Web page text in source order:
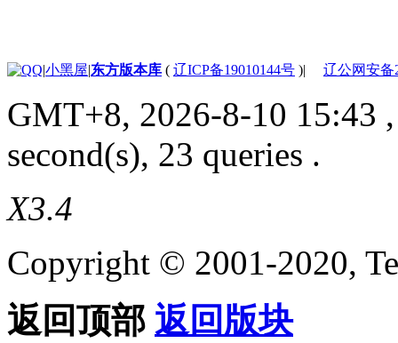
|小黑屋|东方版本库 ( 辽ICP备19010144号 )| 辽公网安备
GMT+8, 2026-8-10 15:43
second(s), 23 queries .
X3.4
Copyright © 2001-2020,
返回顶部 返回版块